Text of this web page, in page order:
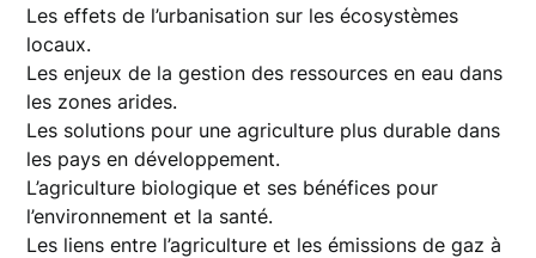
Les effets de l’urbanisation sur les écosystèmes
locaux.
Les enjeux de la gestion des ressources en eau dans
les zones arides.
Les solutions pour une agriculture plus durable dans
les pays en développement.
L’agriculture biologique et ses bénéfices pour
l’environnement et la santé.
Les liens entre l’agriculture et les émissions de gaz à